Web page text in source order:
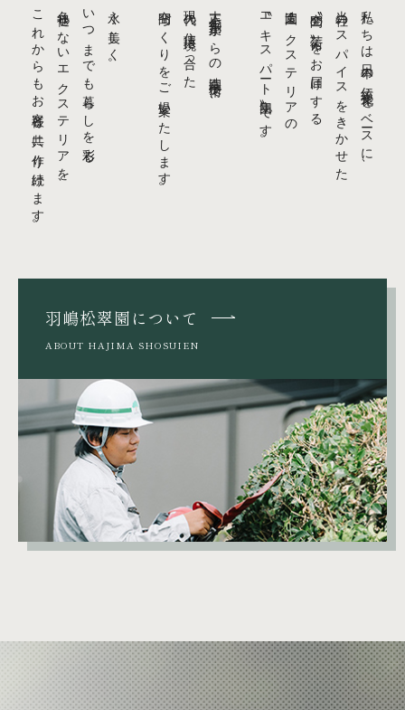
私たちは日本の伝統文化をベースに、
当社のスパイスをきかせた
〝空間の芸術〟をお届けする
造園・エクステリアの
〝エキスパート集団〟です。
大正七年創業からの造園技術で、
現代の住環境に合った
空間づくりをご提案いたします。
永く美しく。
いつまでも暮らしを彩る
色褪せないエクステリアを、
これからもお客様と共に作り続けます。
羽嶋松翠園について
ABOUT HAJIMA SHOSUIEN